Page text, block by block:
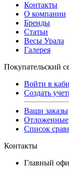
Контакты
О компании
Бренды
Статьи
Весы Урала
Галерея
Покупательский
Войти в
Создать
Ваши заказы
Отложенные
Список
Контакты
Главный